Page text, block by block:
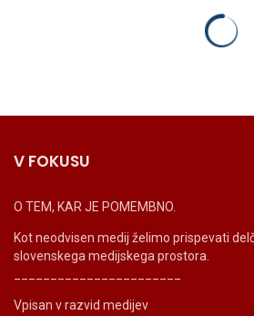
V FOKUSU
O TEM, KAR JE POMEMBNO.
Kot neodvisen medij želimo prispevati
slovenskega medijskega prostora.
Vpisan v razvid medijev